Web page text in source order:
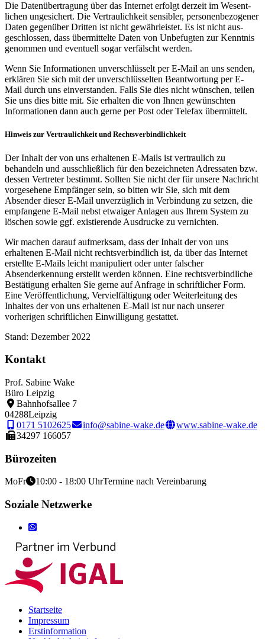
Die Daten­übertragung über das Internet erfolgt derzeit im Wesent­
lichen ungesichert. Die Vertraulich­keit sensibler, personen­bezogener
Daten gegen­über Dritten ist nicht gewähr­leistet. Es ist nicht aus­
geschlossen, dass über­mittelte Daten von Unbefugten zur Kenntnis
genommen und eventuell sogar verfälscht werden.
Wenn Sie Informationen unver­schlüsselt per E-Mail an uns senden,
erklären Sie sich mit der unver­schlüsselten Beant­wortung per E-
Mail durch uns einver­standen. Falls Sie dies nicht wünschen, teilen
Sie uns dies bitte mit. Sie erhalten die von Ihnen gewünschten
Informa­tionen dann auch gerne per Post oder Telefax über­mittelt.
Hinweis zur Vertraulichkeit und Rechtsverbindlichkeit
Der Inhalt der von uns erhaltenen E-Mails ist vertraulich zu
behandeln und ausschließlich für den bezeichneten Adressaten bzw.
dessen Vertreter bestimmt. Sollten Sie nicht der für unsere Nachricht
vorgesehene Empfänger sein, so bitten wir Sie, sich mit dem
Absender dieser E-Mail unverzüglich in Verbindung zu setzen, die
empfangene E-Mail nebst etwaiger Anlagen aus Ihrem System zu
löschen sowie ggf. existierende Ausdrucke zu vernichten.
Wir machen darauf aufmerksam, dass der Inhalt der von uns
erhaltenen E-Mail nicht rechtsverbindlich ist, da über das Internet
erstellte E-Mails leicht manipuliert oder unter falscher
Absenderkennung erstellt werden können. Eine rechtsverbindliche
Bestätigung erhalten Sie gerne auf Anfrage in schriftlicher Form.
Eine Veröffentlichung, Vervielfältigung oder Weiterleitung des
Inhaltes der von uns erhaltenen E-Mail ist nur nach unserer
vorherigen schriftlichen Einwilligung gestattet.
Stand: Dezember 2022
Kontakt
Prof. Sabine Wake
Büro Leipzig
Bahnhofsallee 7
04288Leipzig
0171 5102625
info@sabine-wake.de
www.sabine-wake.de
34297 166057
Bürozeiten
MoFr 10:00 - 18:00 UhrTermine nach Vereinbarung
Soziale Netzwerke
Startseite
Impressum
Erstinformation